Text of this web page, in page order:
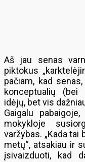
Aš jau senas
piktokus
pačiam, kad
konceptualių (bei
idėjų, bet vis
Gaigalu
mokykloje
varžybas. „Kada tai
metų“, atsakiau ir
įsivaizduoti, kad